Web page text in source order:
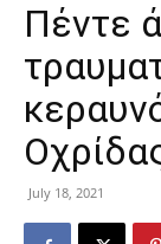
Πέντε
July 18, 2021